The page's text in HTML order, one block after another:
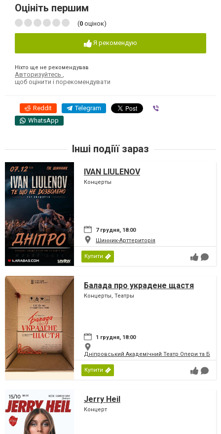
Оцініть першим
(0 оцінок)
Я рекомендую
Ніхто ще не рекомендував
Авторизуйтесь
щоб оцінити і порекомендувати
Reddit Telegram
WhatsApp
Інші подіїї зараз
IVAN LIULENOV
Концерты
7 грудня, 18:00
Шинник-Арттериторія
Купити
Балада про украдене щастя
Концерты, Театры
1 грудня, 18:00
Дніпровський Академічний Театр Опери та
Купити
Jerry Heil
Концерт